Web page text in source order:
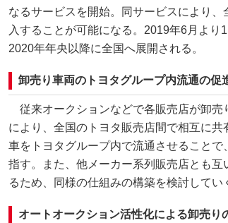
なるサービスを開始。同サービスにより
入することが可能になる。2019年6月より
2020年年央以降に全国へ展開される。
卸売り車両のトヨタグループ内流通の促
従来オークションなどで各販売店が卸売
により、全国のトヨタ販売店間で相互に
車をトヨタグループ内で流通させること
指す。また、他メーカー系列販売店とも
るため、同様の仕組みの構築を検討してい
オートオークション活性化による卸売